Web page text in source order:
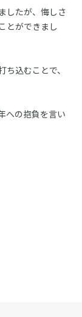
したが、悔しさ
とができまし
込むことで、
への抱負を言い